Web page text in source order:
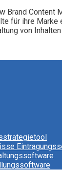
Brand Content
für ihre Marke
von